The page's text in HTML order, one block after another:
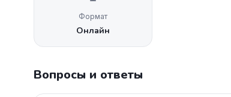
Формат
Онлайн
Вопросы и ответы